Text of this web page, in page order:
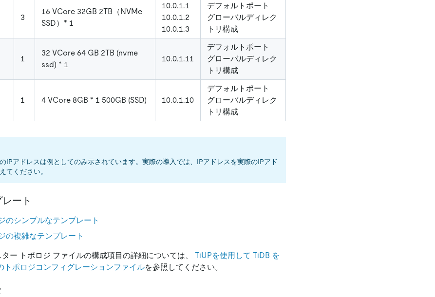
3
16 VCore 32GB 2TB（NVMe
SSD）* 1
10.0.1.1
10.0.1.2
10.0.1.3
デフォルトポート
グローバルディレク
トリ構成
1
32 VCore 64 GB 2TB (nvme
ssd) * 1
10.0.1.11
デフォルトポート
グローバルディレク
トリ構成
1 4 VCore 8GB * 1 500GB (SSD) 10.0.1.10
デフォルトポート
グローバルディレク
トリ構成
IPアドレスは例としてのみ示されています。実際の導入では、IPアドレスを実際のIPアド
てください。
ート
のシンプルなテンプレート
の複雑なテンプレート
ー トポロジ ファイルの構成項目の詳細については、 TiUPを使用して TiDB を
トポロジコンフィグレーションファイルを参照してください。